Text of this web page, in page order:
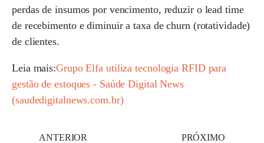
perdas de insumos por vencimento, reduzir o lead time
de recebimento e diminuir a taxa de churn (rotatividade)
de clientes.
Leia mais:Grupo Elfa utiliza tecnologia RFID para
gestão de estoques - Saúde Digital News
(saudedigitalnews.com.br)
ANTERIOR PRÓXIMO